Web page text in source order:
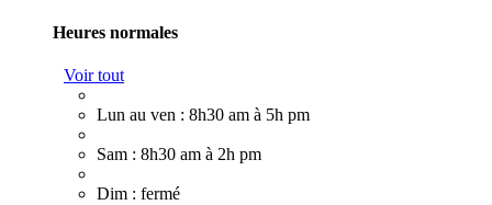
Heures normales
Voir tout
Lun au ven : 8h30 am à 5h pm
Sam : 8h30 am à 2h pm
Dim : fermé